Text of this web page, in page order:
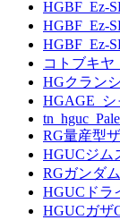
HGBF_Ez-
HGBF_Ez-
HGBF_Ez-
コトブキヤ
HGクラン
HGAGE_
RG量産型
HGUCジム
RGガンダム
HGUCドラ
HGUCガザ